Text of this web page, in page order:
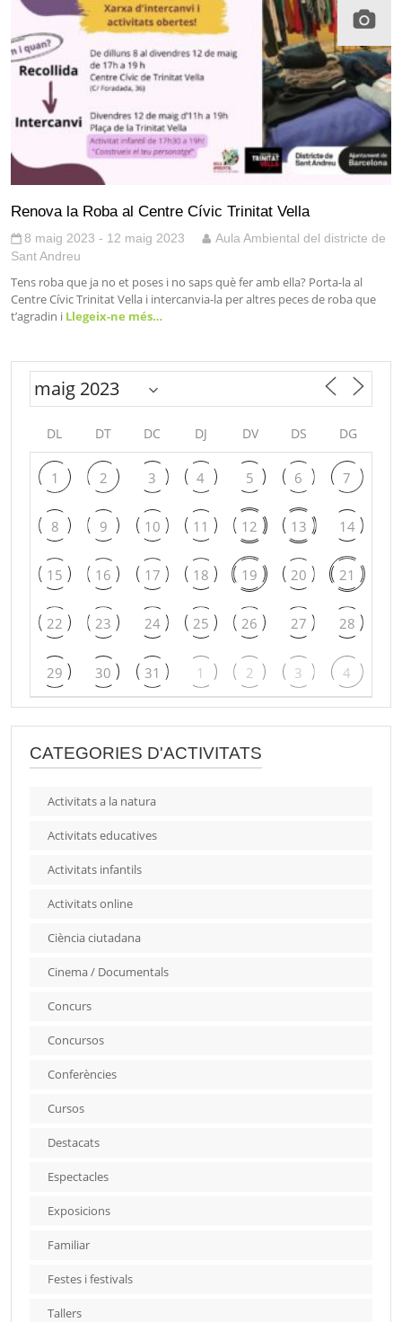
Renova la Roba al Centre Cívic Trinitat Vella
8 maig 2023 - 12 maig 2023
Aula Ambiental del districte de
Sant Andreu
Tens roba que ja no et poses i no saps què fer amb ella? Porta-la al
Centre Cívic Trinitat Vella i intercanvia-la per altres peces de roba que
t’agradin i Llegeix-ne més…
DL DT DC DJ DV DS DG
1 2 3 4 5 6 7
8 9 10 11 12 13 14
15 16 17 18 19 20 21
22 23 24 25 26 27 28
29 30 31 1 2 3 4
CATEGORIES D'ACTIVITATS
Activitats a la natura
Activitats educatives
Activitats infantils
Activitats online
Ciència ciutadana
Cinema / Documentals
Concurs
Concursos
Conferències
Cursos
Destacats
Espectacles
Exposicions
Familiar
Festes i festivals
Tallers